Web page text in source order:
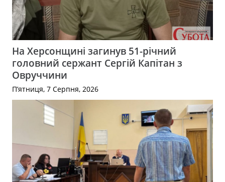
На Херсонщині загинув 51-річний
головний сержант Сергій Капітан з
Овруччини
П’ятниця, 7 Серпня, 2026